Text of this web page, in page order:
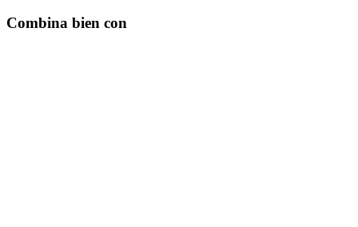
Combina bien con